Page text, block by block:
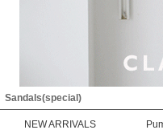
Sandals(special)
NEW ARRIVALS